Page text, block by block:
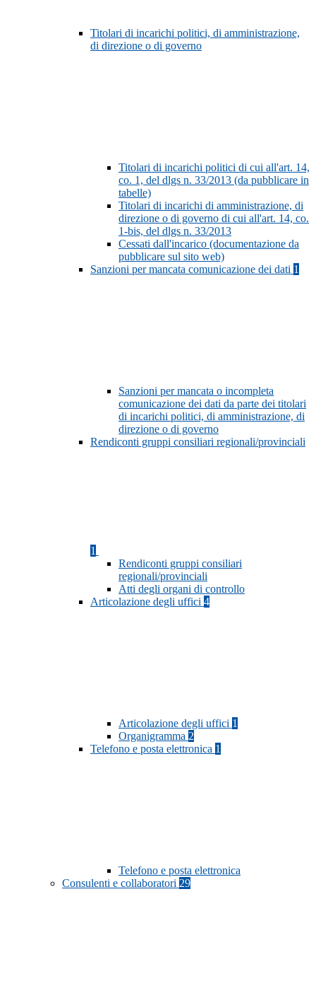
Titolari di incarichi politici, di amministrazione,
di direzione o di governo
Titolari di incarichi politici di cui all'art. 14,
co. 1, del dlgs n. 33/2013 (da pubblicare in
tabelle)
Titolari di incarichi di amministrazione, di
direzione o di governo di cui all'art. 14, co.
1-bis, del dlgs n. 33/2013
Cessati dall'incarico (documentazione da
pubblicare sul sito web)
Sanzioni per mancata comunicazione dei dati 1
Sanzioni per mancata o incompleta
comunicazione dei dati da parte dei titolari
di incarichi politici, di amministrazione, di
direzione o di governo
Rendiconti gruppi consiliari regionali/provinciali
1
Rendiconti gruppi consiliari
regionali/provinciali
Atti degli organi di controllo
Articolazione degli uffici 4
Articolazione degli uffici 1
Organigramma 2
Telefono e posta elettronica 1
Telefono e posta elettronica
Consulenti e collaboratori 29